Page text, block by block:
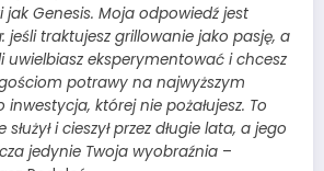
jak Genesis. Moja odpowiedź jest
jeśli traktujesz grillowanie jako pasję, a
uwielbiasz eksperymentować i chcesz
potrawy na najwyższym
której nie pożałujesz. To
i cieszył przez długie lata, a jego
jedynie Twoja wyobraźnia –